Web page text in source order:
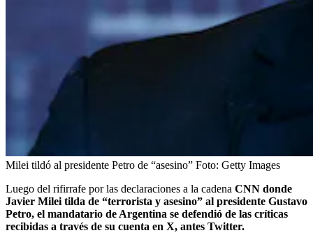
Milei tildó al presidente Petro de “asesino” Foto: Getty Images
Luego del rifirrafe por las declaraciones a la cadena CNN donde
Javier Milei tilda de “terrorista y asesino” al presidente Gustavo
Petro, el mandatario de Argentina se defendió de las críticas
recibidas a través de su cuenta en X, antes Twitter.